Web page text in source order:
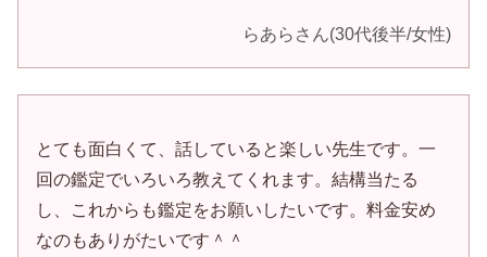
らあらさん(30代後半/女性)
とても面白くて、話していると楽しい先生です。一
回の鑑定でいろいろ教えてくれます。結構当たる
し、これからも鑑定をお願いしたいです。料金安め
なのもありがたいです＾＾